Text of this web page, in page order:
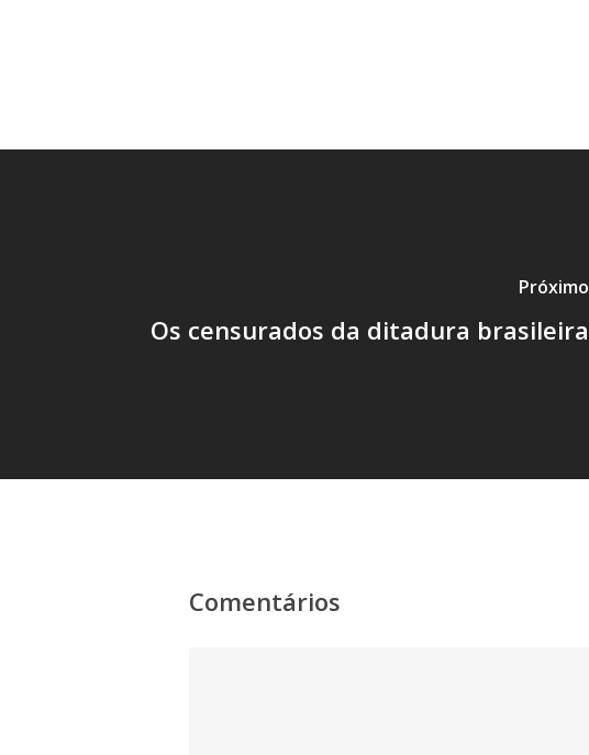
Próximo
Os censurados da ditadura brasileira
Comentários